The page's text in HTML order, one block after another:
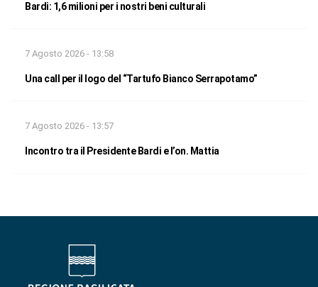
Bardi: 1,6 milioni per i nostri beni culturali
7 Agosto 2026 - 13:58
Una call per il logo del “Tartufo Bianco Serrapotamo”
7 Agosto 2026 - 13:57
Incontro tra il Presidente Bardi e l’on. Mattia